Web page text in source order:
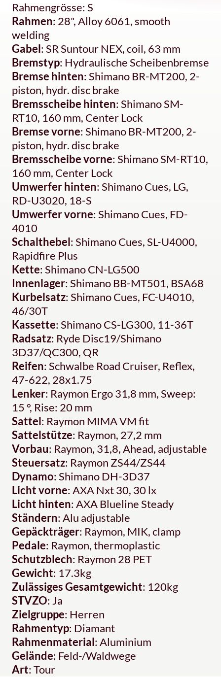
Rahmengrösse: S
Rahmen: 28", Alloy 6061, smooth
welding
Gabel: SR Suntour NEX, coil, 63 mm
Bremstyp: Hydraulische Scheibenbremse
Bremse hinten: Shimano BR-MT200, 2-
piston, hydr. disc brake
Bremsscheibe hinten: Shimano SM-
RT10, 160 mm, Center Lock
Bremse vorne: Shimano BR-MT200, 2-
piston, hydr. disc brake
Bremsscheibe vorne: Shimano SM-RT10,
160 mm, Center Lock
Umwerfer hinten: Shimano Cues, LG,
RD-U3020, 18-S
Umwerfer vorne: Shimano Cues, FD-
4010
Schalthebel: Shimano Cues, SL-U4000,
Rapidfire Plus
Kette: Shimano CN-LG500
Innenlager: Shimano BB-MT501, BSA68
Kurbelsatz: Shimano Cues, FC-U4010,
46/30T
Kassette: Shimano CS-LG300, 11-36T
Radsatz: Ryde Disc19/Shimano
3D37/QC300, QR
Reifen: Schwalbe Road Cruiser, Reflex,
47-622, 28x1.75
Lenker: Raymon Ergo 31,8 mm, Sweep:
15 °, Rise: 20 mm
Sattel: Raymon MIMA VM fit
Sattelstütze: Raymon, 27,2 mm
Vorbau: Raymon, 31,8, Ahead, adjustable
Steuersatz: Raymon ZS44/ZS44
Dynamo: Shimano DH-3D37
Licht vorne: AXA Nxt 30, 30 lx
Licht hinten: AXA Blueline Steady
Ständern: Alu adjustable
Gepäckträger: Raymon, MIK, clamp
Pedale: Raymon, thermoplastic
Schutzblech: Raymon 28 PET
Gewicht: 17.3kg
Zulässiges Gesamtgewicht: 120kg
STVZO: Ja
Zielgruppe: Herren
Rahmentyp: Diamant
Rahmenmaterial: Aluminium
Gelände: Feld-/Waldwege
Art: Tour